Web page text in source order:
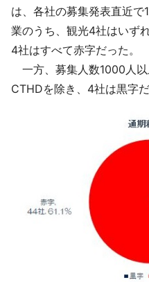
は、各社の募集発表直近
業のうち、観光4社はいず
4社はすべて赤字だった。
一方、募集人数1000人
CTHDを除き、4社は黒字だ